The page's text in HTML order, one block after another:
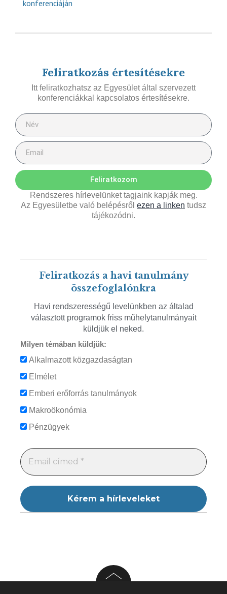
konferenciáján
Feliratkozás értesítésekre
Itt feliratkozhatsz az Egyesület által szervezett
konferenciákkal kapcsolatos értesítésekre.
Feliratkozom
Rendszeres hírlevelünket tagjaink kapják meg.
Az Egyesületbe való belépésről ezen a linken tudsz
tájékozódni.
Feliratkozás a havi tanulmány
összefoglalónkra
Havi rendszerességű levelünkben az általad
választott programok friss műhelytanulmányait
küldjük el neked.
Milyen témában küldjük:
Alkalmazott közgazdaságtan
Elmélet
Emberi erőforrás tanulmányok
Makroökonómia
Pénzügyek